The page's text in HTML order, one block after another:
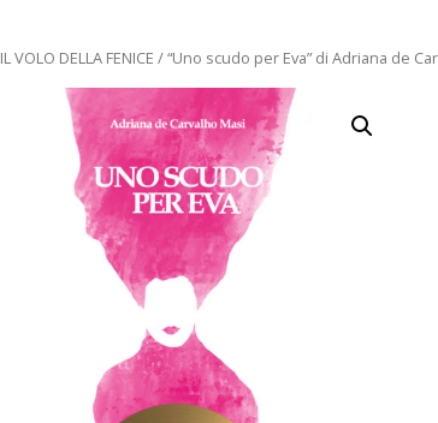
IL VOLO DELLA FENICE / “Uno scudo per Eva” di Adriana de